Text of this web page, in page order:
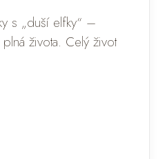
s „duší elfky“ –
života. Celý život